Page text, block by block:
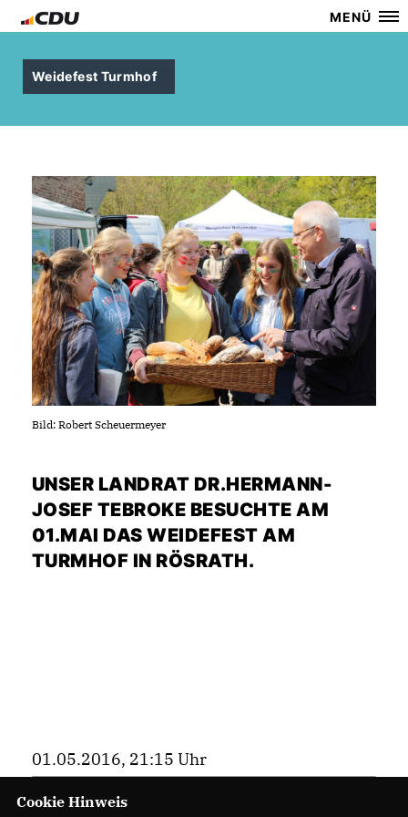
MENÜ
Weidefest Turmhof
Bild: Robert Scheuermeyer
UNSER LANDRAT DR.HERMANN-
JOSEF TEBROKE BESUCHTE AM
01.MAI DAS WEIDEFEST AM
TURMHOF IN RÖSRATH.
01.05.2016, 21:15 Uhr
Cookie Hinweis